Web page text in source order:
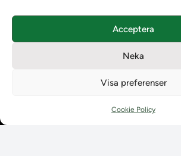
Acceptera
Neka
Visa preferenser
Cookie Policy
Kontaktuppgifter för studenters Ladoksupport